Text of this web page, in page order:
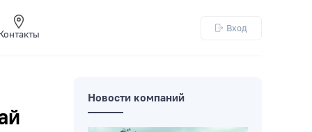
Вход
Новости компаний